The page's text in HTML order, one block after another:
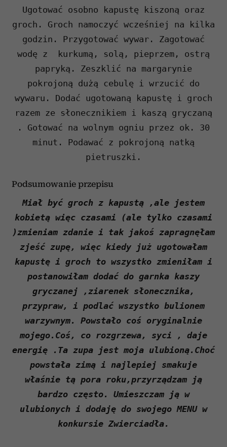
Ugotować osobno kapustę kiszoną oraz
groch. Groch namoczyć wcześniej na kilka
godzin. Przygotować wywar. Zagotować
wodę z
kurkumą, solą, pieprzem, ostrą
papryką. Zeszklić na margarynie
pokrojoną dużą cebulę i wrzucić do
wywaru. Dodać ugotowaną kapustę i groch
razem ze słonecznikiem i kaszą gryczaną
. Gotować na wolnym ogniu przez ok. 30
minut. Podawać z pokrojoną natką
pietruszki.
Podsumowanie przepisu
Miał być groch z kapustą ,ale jestem
kobietą więc czasami (ale tylko czasami
)zmieniam zdanie i tak jakoś zapragnęłam
zjeść zupę, więc kiedy już ugotowałam
kapustę i groch to wszystko zmieniłam i
postanowiłam dodać do garnka kaszy
gryczanej ,ziarenek słonecznika,
przypraw, i podlać wszystko bulionem
warzywnym. Powstało coś oryginalnie
mojego.Coś, co rozgrzewa, syci , daje
energię .Ta zupa jest moja ulubioną.Choć
powstała zimą i najlepiej smakuje
właśnie tą pora roku,przyrządzam ją
bardzo często. Umieszczam ją w
ulubionych i dodaję do swojego MENU w
konkursie Zwierciadła.